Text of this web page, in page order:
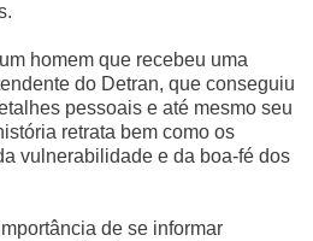
homem que recebeu uma
do Detran, que conseguiu
pessoais e até mesmo seu
retrata bem como os
vulnerabilidade e da boa-fé dos
de se informar